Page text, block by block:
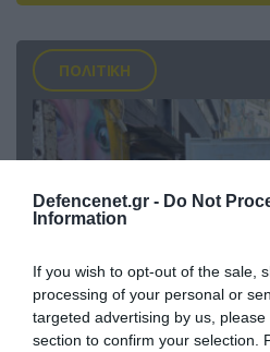
Defencenet.gr - Do Not
Information
If you wish to opt-out of the sale,
processing of your personal or
targeted advertising by us,
section to confirm your selection.
ΠΟΛΙΤΙΚΗ